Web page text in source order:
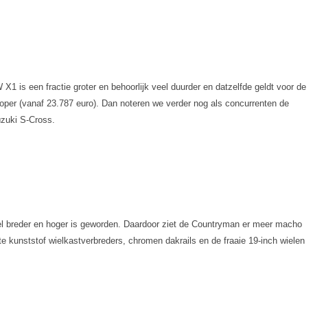
is een fractie groter en behoorlijk veel duurder en datzelfde geldt voor de
(vanaf 23.787 euro). Dan noteren we verder nog als concurrenten de
S-Cross.
en hoger is geworden. Daardoor ziet de Countryman er meer macho
kunststof wielkastverbreders, chromen dakrails en de fraaie 19-inch wielen